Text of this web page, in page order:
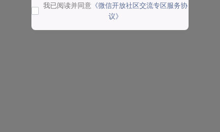
我已阅读并同意 《微信开放社区交流专区服务协
议》